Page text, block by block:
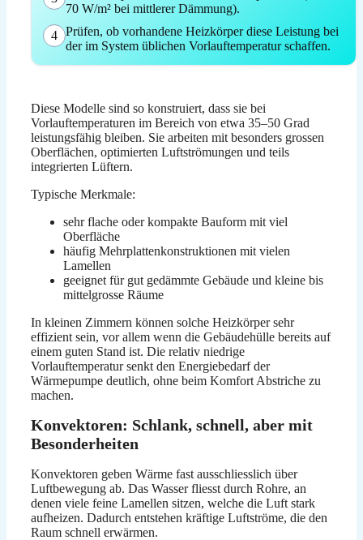
70 W/m² bei mittlerer Dämmung).
4 Prüfen, ob vorhandene Heizkörper diese Leistung bei
der im System üblichen Vorlauftemperatur schaffen.
Diese Modelle sind so konstruiert, dass sie bei
Vorlauftemperaturen im Bereich von etwa 35–50 Grad
leistungsfähig bleiben. Sie arbeiten mit besonders grossen
Oberflächen, optimierten Luftströmungen und teils
integrierten Lüftern.
Typische Merkmale:
sehr flache oder kompakte Bauform mit viel
Oberfläche
häufig Mehrplattenkonstruktionen mit vielen
Lamellen
geeignet für gut gedämmte Gebäude und kleine bis
mittelgrosse Räume
In kleinen Zimmern können solche Heizkörper sehr
effizient sein, vor allem wenn die Gebäudehülle bereits auf
einem guten Stand ist. Die relativ niedrige
Vorlauftemperatur senkt den Energiebedarf der
Wärmepumpe deutlich, ohne beim Komfort Abstriche zu
machen.
Konvektoren: Schlank, schnell, aber mit
Besonderheiten
Konvektoren geben Wärme fast ausschliesslich über
Luftbewegung ab. Das Wasser fliesst durch Rohre, an
denen viele feine Lamellen sitzen, welche die Luft stark
aufheizen. Dadurch entstehen kräftige Luftströme, die den
Raum schnell erwärmen.